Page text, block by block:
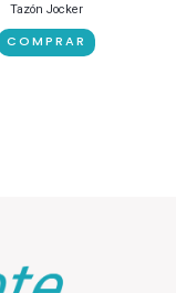
Tazón Jocker
COMPRAR